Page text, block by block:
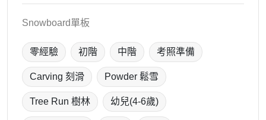
Snowboard單板
零經驗 初階 中階 考照準備
Carving 刻滑 Powder 鬆雪
Tree Run 樹林 幼兒(4-6歲)